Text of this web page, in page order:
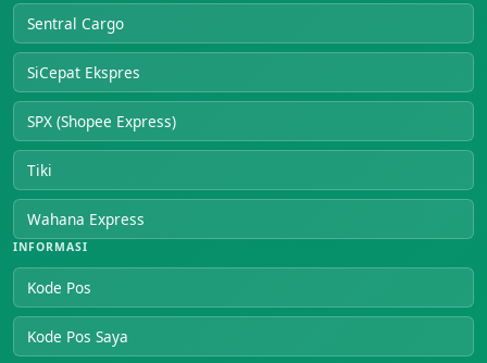
Sentral Cargo
SiCepat Ekspres
SPX (Shopee Express)
Tiki
Wahana Express
INFORMASI
Kode Pos
Kode Pos Saya